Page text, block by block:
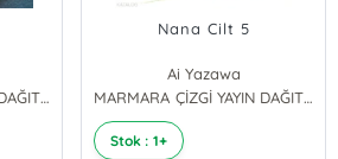
MARMARA ÇİZGİ YAYIN DAĞITIM
Nana Cilt 5
Ai Yazawa
MARMARA ÇİZGİ YAYIN DAĞITIM
Stok : 1+